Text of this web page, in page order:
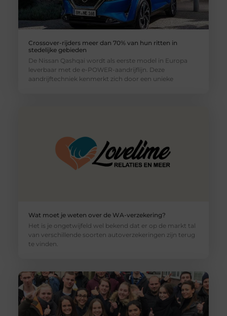
Crossover-rijders meer dan 70% van hun ritten in
stedelijke gebieden
De Nissan Qashqai wordt als eerste model in Europa
leverbaar met de e-POWER-aandrijflijn. Deze
aandrijftechniek kenmerkt zich door een unieke
Wat moet je weten over de WA-verzekering?
Het is je ongetwijfeld wel bekend dat er op de markt tal
van verschillende soorten autoverzekeringen zijn terug
te vinden.